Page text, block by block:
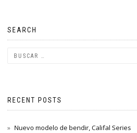
SEARCH
RECENT POSTS
Nuevo modelo de bendir, Califal Series